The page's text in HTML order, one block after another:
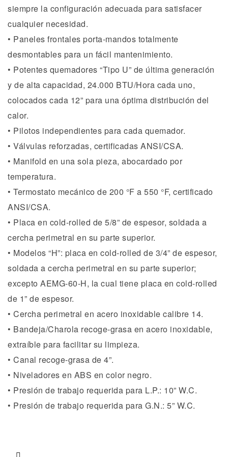
siempre la configuración adecuada para satisfacer
cualquier necesidad.
• Paneles frontales porta-mandos totalmente
desmontables para un fácil mantenimiento.
• Potentes quemadores “Tipo U” de última generación
y de alta capacidad, 24.000 BTU/Hora cada uno,
colocados cada 12” para una óptima distribución del
calor.
• Pilotos independientes para cada quemador.
• Válvulas reforzadas, certificadas ANSI/CSA.
• Manifold en una sola pieza, abocardado por
temperatura.
• Termostato mecánico de 200 °F a 550 °F, certificado
ANSI/CSA.
• Placa en cold-rolled de 5/8” de espesor, soldada a
cercha perimetral en su parte superior.
• Modelos “H”: placa en cold-rolled de 3/4” de espesor,
soldada a cercha perimetral en su parte superior;
excepto AEMG-60-H, la cual tiene placa en cold-rolled
de 1” de espesor.
• Cercha perimetral en acero inoxidable calibre 14.
• Bandeja/Charola recoge-grasa en acero inoxidable,
extraíble para facilitar su limpieza.
• Canal recoge-grasa de 4”.
• Niveladores en ABS en color negro.
• Presión de trabajo requerida para L.P.: 10” W.C.
• Presión de trabajo requerida para G.N.: 5” W.C.